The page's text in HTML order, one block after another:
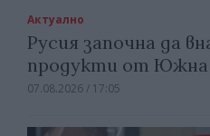
Актуално
Русия започна да
продукти от Южна
07.08.2026 / 17:05